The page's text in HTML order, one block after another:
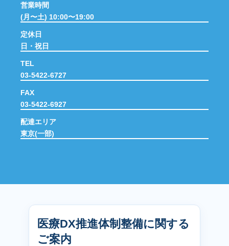
営業時間
(月〜土) 10:00〜19:00
定休日
日・祝日
TEL
03-5422-6727
FAX
03-5422-6927
配達エリア
東京(一部)
医療DX推進体制整備に関する
ご案内